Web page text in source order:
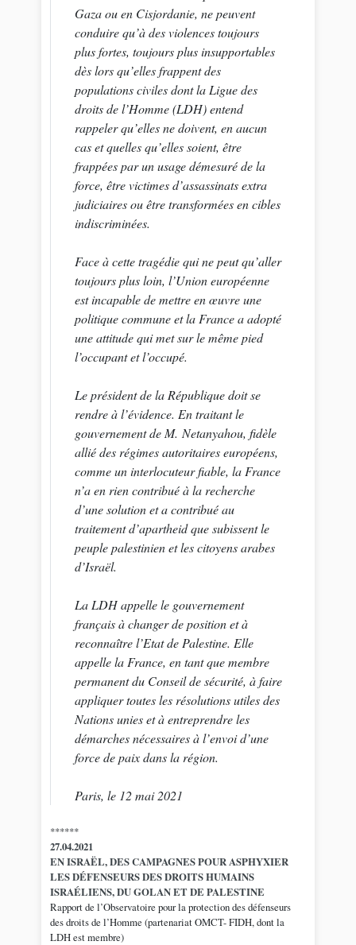
Gaza ou en Cisjordanie, ne peuvent
conduire qu’à des violences toujours
plus fortes, toujours plus insupportables
dès lors qu’elles frappent des
populations civiles dont la Ligue des
droits de l’Homme (LDH) entend
rappeler qu’elles ne doivent, en aucun
cas et quelles qu’elles soient, être
frappées par un usage démesuré de la
force, être victimes d’assassinats extra
judiciaires ou être transformées en cibles
indiscriminées.
Face à cette tragédie qui ne peut qu’aller
toujours plus loin, l’Union européenne
est incapable de mettre en œuvre une
politique commune et la France a adopté
une attitude qui met sur le même pied
l’occupant et l’occupé.
Le président de la République doit se
rendre à l’évidence. En traitant le
gouvernement de M. Netanyahou, fidèle
allié des régimes autoritaires européens,
comme un interlocuteur fiable, la France
n’a en rien contribué à la recherche
d’une solution et a contribué au
traitement d’apartheid que subissent le
peuple palestinien et les citoyens arabes
d’Israël.
La LDH appelle le gouvernement
français à changer de position et à
reconnaître l’Etat de Palestine. Elle
appelle la France, en tant que membre
permanent du Conseil de sécurité, à faire
appliquer toutes les résolutions utiles des
Nations unies et à entreprendre les
démarches nécessaires à l’envoi d’une
force de paix dans la région.
Paris, le 12 mai 2021
******
27.04.2021
EN ISRAËL, DES CAMPAGNES POUR ASPHYXIER
LES DÉFENSEURS DES DROITS HUMAINS
ISRAÉLIENS, DU GOLAN ET DE PALESTINE
Rapport de l’Observatoire pour la protection des défenseurs
des droits de l’Homme (partenariat OMCT- FIDH, dont la
LDH est membre)